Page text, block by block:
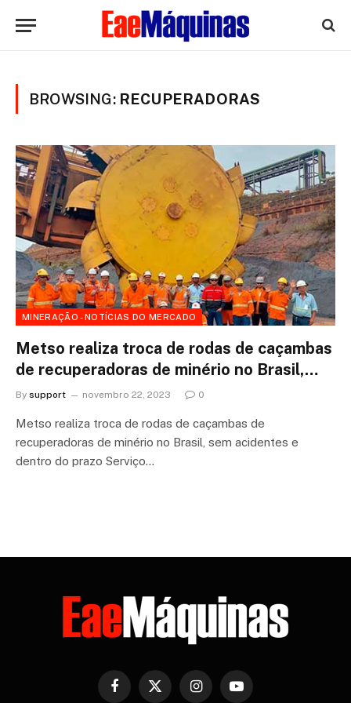
BROWSING: RECUPERADORAS
MINERAÇÃO - NOTÍCIAS DO MERCADO
Metso realiza troca de rodas de caçambas
de recuperadoras de minério no Brasil,…
By support novembro 22, 2023 0
Metso realiza troca de rodas de caçambas de
recuperadoras de minério no Brasil, sem acidentes e
dentro do prazo Serviço…
Facebook
X
InstagramYouTube